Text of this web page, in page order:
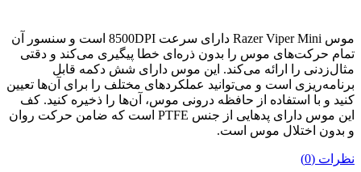
موس Razer Viper Mini دارای سرعت 8500DPI است و سنسور آن
تمام حرکت‌های موس را بدون ذره‌ای خطا پیگیری می‌کند و دقتی
مثال‌زدنی را ارائه می‌کند. این موس دارای شش دکمه قابل
برنامه‌ریزی است و می‌توانید عملکردهای مختلف را برای آن‌ها تعیین
کنید و با استفاده از حافظه درونی موس، آن‌ها را ذخیره کنید. کف
این موس دارای پدهایی از جنس PTFE است که ضامن حرکت روان
و بدون اختلال موس است.
نظرات (0)